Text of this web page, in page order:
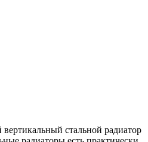
стальной радиатор